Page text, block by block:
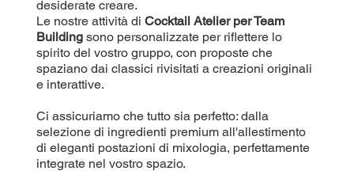
desiderate creare.
Le nostre attività di Cocktail Atelier per Team
Buildingsono personalizzate per riflettere lo
spirito del vostro gruppo, con proposte che
spaziano dai classici rivisitati a creazioni originali
e interattive.
Ci assicuriamo che tutto sia perfetto: dalla
selezione di ingredienti premium all'allestimento
di eleganti postazioni di mixologia, perfettamente
integrate nel vostro spazio.